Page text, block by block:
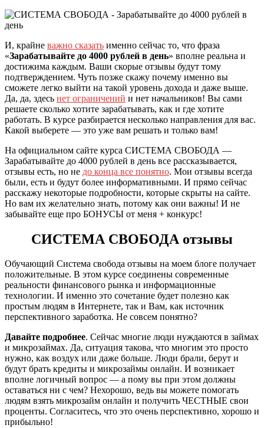
И, крайне важно сказать именно сейчас то, что фраза
«Зарабатывайте до 4000 рублей в день» вполне реальна и
достижима каждым. Ваши скорые отзывы будут тому
подтверждением. Чуть позже скажу почему именно вы
сможете легко выйти на такой уровень дохода и даже выше.
Да, да, здесь нет ограничений и нет начальников! Вы сами
решаете сколько хотите зарабатывать, как и где хотите
работать. В курсе разбирается несколько направления для вас.
Какой выберете — это уже вам решать и только вам!
На официальном сайте курса СИСТЕМА СВОБОДА —
Зарабатывайте до 4000 рублей в день все рассказывается,
отзывы есть, но не до конца все понятно. Мои отзывы всегда
были, есть и будут более информативными. И прямо сейчас
расскажу некоторые подробности, которые скрыты на сайте.
Но вам их желательно знать, потому как они важны! И не
забывайте еще про БОНУСЫ от меня + конкурс!
СИСТЕМА СВОБОДА отзывы
Обучающий Система свобода отзывы на моем блоге получает
положительные. В этом курсе соединены современные
реальности финансового рынка и информационные
технологии. И именно это сочетание будет полезно как
простым людям в Интернете, так и Вам, как источник
перспективного заработка. Не совсем понятно?
Давайте подробнее. Сейчас многие люди нуждаются в займах
и микрозаймах. Да, ситуация такова, что многим это просто
нужно, как воздух или даже больше. Люди брали, берут и
будут брать кредиты и микрозаймы онлайн. И возникает
вполне логичный вопрос — а пому вы при этом должны
оставаться ни с чем? Нехорошо, ведь вы можете помогать
людям взять микрозайм онлайн и получить ЧЕСТНЫЕ свои
проценты. Согласитесь, что это очень перспективно, хорошо и
прибыльно!